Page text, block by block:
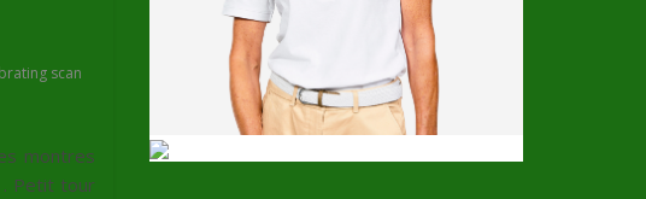
scan
montres
. Petit tour